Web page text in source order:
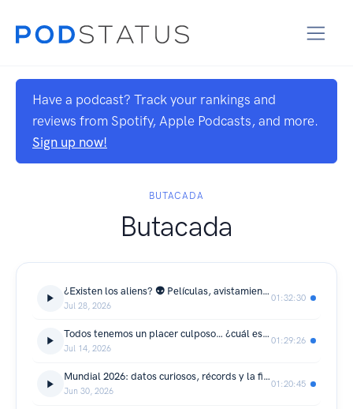
Have a podcast? Track your rankings and
reviews from Spotify, Apple Podcasts, and more.
Sign up now!
BUTACADA
Butacada
¿Existen los aliens? 👽 Películas, avistamientos y teorías | Butacada
Jul 28, 2026
01:32:30
Todos tenemos un placer culposo… ¿cuál es el tuyo? | Butacada
Jul 14, 2026
01:29:26
Mundial 2026: datos curiosos, récords y la fiesta más grande del fútbol | Butacada
Jun 30, 2026
01:20:45